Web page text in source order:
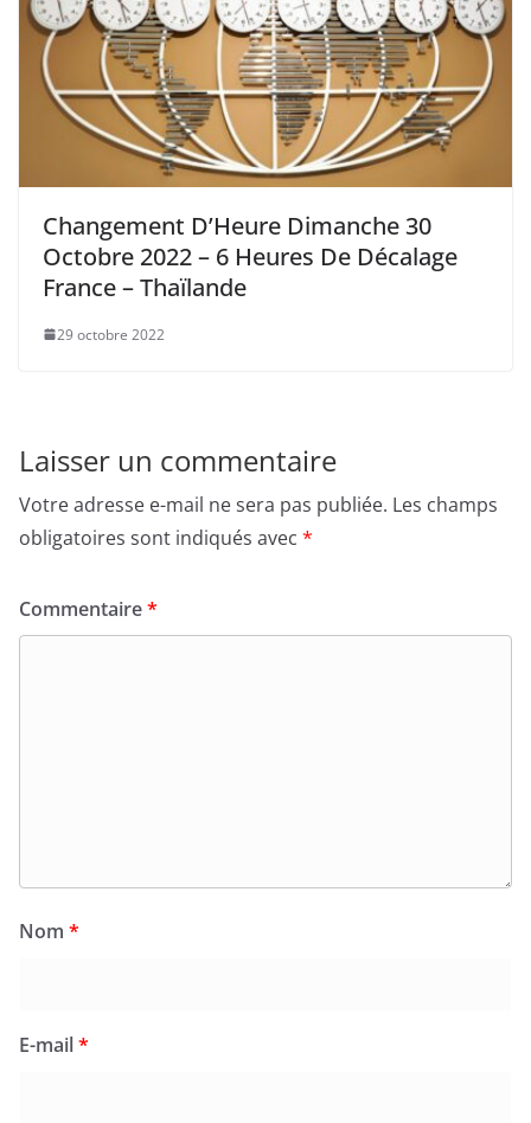
Changement D’Heure Dimanche 30
Octobre 2022 – 6 Heures De Décalage
France – Thaïlande
29 octobre 2022
Laisser un commentaire
Votre adresse e-mail ne sera pas publiée. Les champs
obligatoires sont indiqués avec *
Commentaire*
Nom *
E-mail*